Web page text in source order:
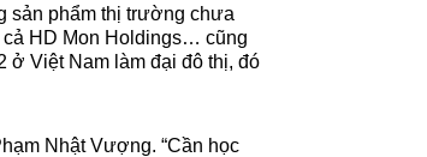
sản phẩm thị trường chưa
cả HD Mon Holdings… cũng
ở Việt Nam làm đại đô thị, đó
Nhật Vượng. “Cần học